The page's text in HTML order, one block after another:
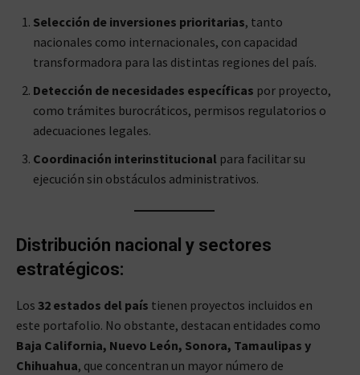
Selección de inversiones prioritarias, tanto
nacionales como internacionales, con capacidad
transformadora para las distintas regiones del país.
Detección de necesidades específicas por proyecto,
como trámites burocráticos, permisos regulatorios o
adecuaciones legales.
Coordinación interinstitucional para facilitar su
ejecución sin obstáculos administrativos.
Distribución nacional y sectores
estratégicos:
Los 32 estados del país tienen proyectos incluidos en
este portafolio. No obstante, destacan entidades como
Baja California, Nuevo León, Sonora, Tamaulipas y
Chihuahua, que concentran un mayor número de